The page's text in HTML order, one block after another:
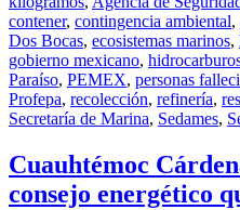
contener, contingencia ambiental,
Dos Bocas, ecosistemas marinos,
gobierno mexicano,
Paraíso, PEMEX, personas
Profepa, recolección, refinería,
Secretaría de Marina, Sedames,
Cuauhtémoc
consejo energético